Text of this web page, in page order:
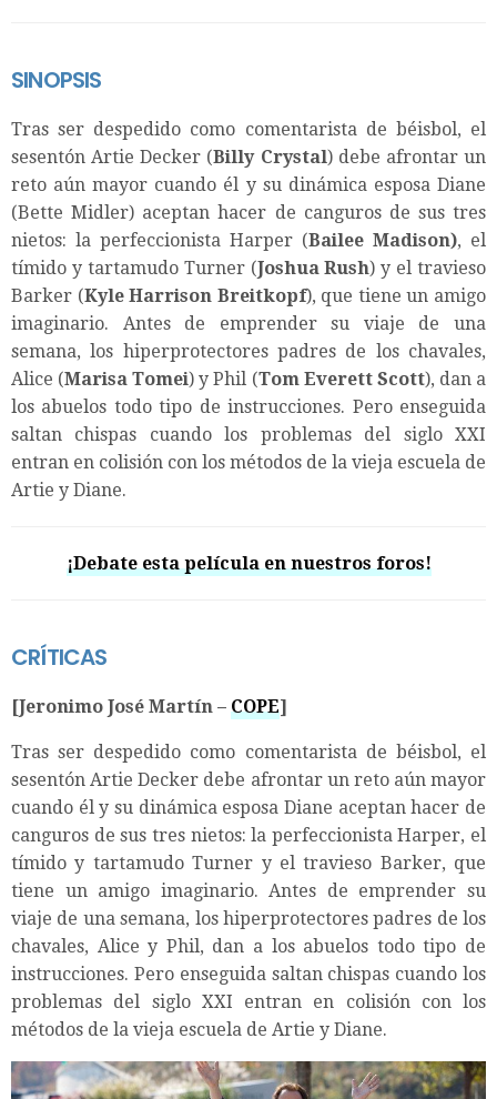
SINOPSIS
Tras ser despedido como comentarista de béisbol, el
sesentón Artie Decker (Billy Crystal) debe afrontar un
reto aún mayor cuando él y su dinámica esposa Diane
(Bette Midler) aceptan hacer de canguros de sus tres
nietos: la perfeccionista Harper (Bailee Madison), el
tímido y tartamudo Turner (Joshua Rush) y el travieso
Barker (Kyle Harrison Breitkopf), que tiene un amigo
imaginario. Antes de emprender su viaje de una
semana, los hiperprotectores padres de los chavales,
Alice (Marisa Tomei) y Phil (Tom Everett Scott), dan a
los abuelos todo tipo de instrucciones. Pero enseguida
saltan chispas cuando los problemas del siglo XXI
entran en colisión con los métodos de la vieja escuela de
Artie y Diane.
¡Debate esta película en nuestros foros!
CRÍTICAS
[Jeronimo José Martín – COPE]
Tras ser despedido como comentarista de béisbol, el
sesentón Artie Decker debe afrontar un reto aún mayor
cuando él y su dinámica esposa Diane aceptan hacer de
canguros de sus tres nietos: la perfeccionista Harper, el
tímido y tartamudo Turner y el travieso Barker, que
tiene un amigo imaginario. Antes de emprender su
viaje de una semana, los hiperprotectores padres de los
chavales, Alice y Phil, dan a los abuelos todo tipo de
instrucciones. Pero enseguida saltan chispas cuando los
problemas del siglo XXI entran en colisión con los
métodos de la vieja escuela de Artie y Diane.